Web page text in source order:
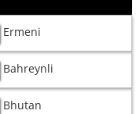
Ermeni
Bahreynli
Bhutan